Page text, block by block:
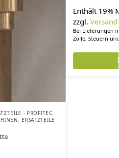
- PROFITEC,
, ERSATZTEILE
Enthält 19%
zzgl. Versand
Bei Lieferungen
Zölle, Steuern